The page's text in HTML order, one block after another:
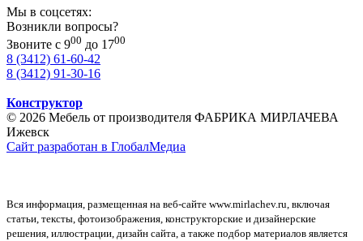
Мы в соцсетях:
Возникли вопросы?
Звоните с 900 до 1700
8 (3412) 61-60-42
8 (3412) 91-30-16
Конструктор
© 2026 Мебель от производителя ФАБРИКА МИРЛАЧЕВА
Ижевск
Сайт разработан в ГлобалМедиа
Вся информация, размещенная на веб-сайте www.mirlachev.ru, включая
статьи, тексты, фотоизображения, конструкторские и дизайнерские
решения, иллюстрации, дизайн сайта, а также подбор материалов является